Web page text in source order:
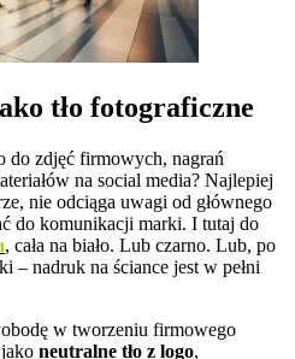
tło fotograficzne
do zdjęć firmowych, nagrań
na social media? Najlepiej
nie odciąga uwagi od głównego
do komunikacji marki. I tutaj do
, cała na biało. Lub czarno. Lub, po
– nadruk na ściance jest w pełni
w tworzeniu firmowego
neutralne tło z logo,